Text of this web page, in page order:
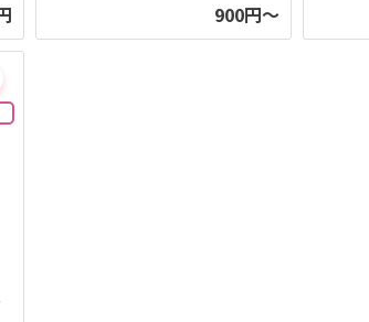
900円～